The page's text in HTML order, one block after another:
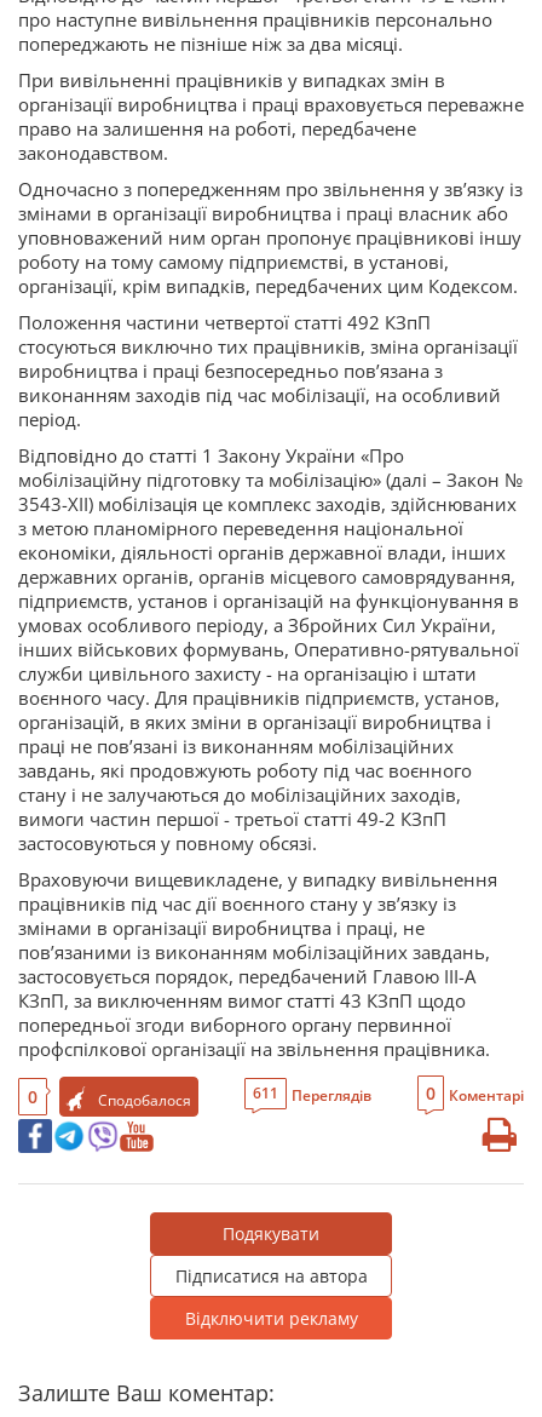
про наступне вивільнення працівників персонально
попереджають не пізніше ніж за два місяці.
При вивільненні працівників у випадках змін в
організації виробництва і праці враховується переважне
право на залишення на роботі, передбачене
законодавством.
Одночасно з попередженням про звільнення у зв’язку із
змінами в організації виробництва і праці власник або
уповноважений ним орган пропонує працівникові іншу
роботу на тому самому підприємстві, в установі,
організації, крім випадків, передбачених цим Кодексом.
Положення частини четвертої статті 492 КЗпП
стосуються виключно тих працівників, зміна організації
виробництва і праці безпосередньо пов’язана з
виконанням заходів під час мобілізації, на особливий
період.
Відповідно до статті 1 Закону України «Про
мобілізаційну підготовку та мобілізацію» (далі – Закон №
3543-XII) мобілізація це комплекс заходів, здійснюваних
з метою планомірного переведення національної
економіки, діяльності органів державної влади, інших
державних органів, органів місцевого самоврядування,
підприємств, установ і організацій на функціонування в
умовах особливого періоду, а Збройних Сил України,
інших військових формувань, Оперативно-рятувальної
служби цивільного захисту - на організацію і штати
воєнного часу. Для працівників підприємств, установ,
організацій, в яких зміни в організації виробництва і
праці не пов’язані із виконанням мобілізаційних
завдань, які продовжують роботу під час воєнного
стану і не залучаються до мобілізаційних заходів,
вимоги частин першої - третьої статті 49-2 КЗпП
застосовуються у повному обсязі.
Враховуючи вищевикладене, у випадку вивільнення
працівників під час дії воєнного стану у зв’язку із
змінами в організації виробництва і праці, не
пов’язаними із виконанням мобілізаційних завдань,
застосовується порядок, передбачений Главою ІІІ-А
КЗпП, за виключенням вимог статті 43 КЗпП щодо
попередньої згоди виборного органу первинної
профспілкової організації на звільнення працівника.
0 Сподобалося 611 Переглядів 0 Коментарі
Подякувати
Підписатися на автора
Відключити рекламу
Залиште Ваш коментар: